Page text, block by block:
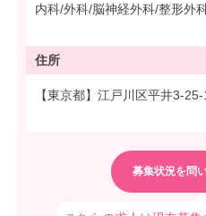
内科/外科/脳神経外科/整形外
住所
【東京都】江戸川区平井3-25-